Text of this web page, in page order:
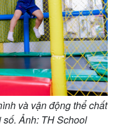
và vận động thể chất
số. Ảnh: TH School